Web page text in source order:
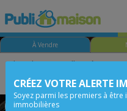
À Vendre
Chambre
Saint-Jean-de-Matha
CRÉEZ VOTRE ALERTE
Soyez parmi les premiers à
immobilières